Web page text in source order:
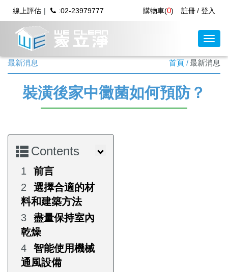
線上評估 :02-23979777 註冊 登入
購物車(0)
最新消息 首頁 最新消息
裝潢後家中黴菌如何預防？
Contents
前言
選擇合適的材
料和建築方法
盡量保持室內
乾燥
智能使用機械
通風設備